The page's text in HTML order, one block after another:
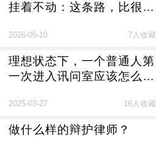
挂着不动：这条路，比很多
2026-05-10 7人收藏
理想状态下，一个普通人第
一次进入讯问室应该怎么
2025-03-27 16人收藏
做什么样的辩护律师？